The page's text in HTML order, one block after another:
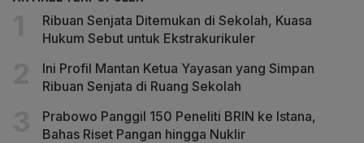
Ribuan Senjata Ditemukan di Sekolah, Kuasa
Hukum Sebut untuk Ekstrakurikuler
Ini Profil Mantan Ketua Yayasan yang Simpan
Ribuan Senjata di Ruang Sekolah
Prabowo Panggil 150 Peneliti BRIN ke Istana,
Bahas Riset Pangan hingga Nuklir